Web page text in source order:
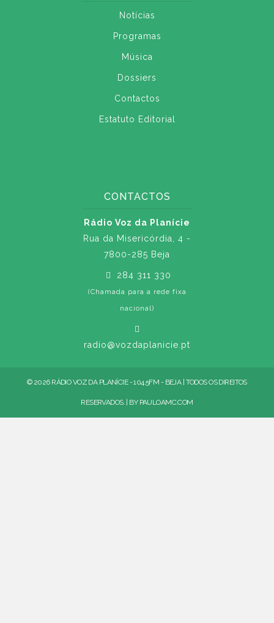
Notícias
Programas
Música
Dossiers
Contactos
Estatuto Editorial
CONTACTOS
Rádio Voz da Planície
Rua da Misericórdia, 4 -
7800-285 Beja
284 311 330
(Chamada para a rede fixa
nacional)
radio@vozdaplanicie.pt
© 2026 RÁDIO VOZ DA PLANÍCIE - 104.5FM - BEJA | TODOS OS DIREITOS
RESERVADOS. | BY PAULOAMC.COM